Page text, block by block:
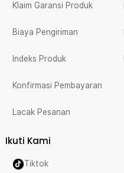
Klaim Garansi Produk
Biaya Pengiriman
Indeks Produk
Konfirmasi Pembayaran
Lacak Pesanan
Ikuti Kami
Tiktok